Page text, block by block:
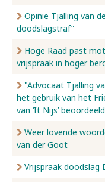
Opinie Tjalling van
doodslagstraf”
Hoge Raad past
vrijspraak in hoger
"Advocaat Tjalling
het gebruik van het
van ‘It Nijs’
Weer lovende
van der Goot
Vrijspraak doodslag